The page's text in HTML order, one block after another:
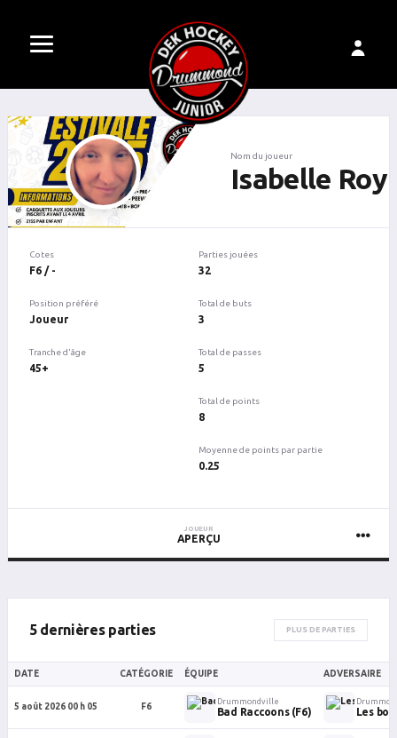
Nom du joueur
Isabelle Roy
Cotes
F6 / -
Position préféré
Joueur
Tranche d'âge
45+
Parties jouées
32
Total de buts
3
Total de passes
5
Total de points
8
Moyenne de points par partie
0.25
JOUEUR
APERÇU
5 dernières parties PLUS DE PARTIES
DATE CATÉGORIE ÉQUIPE ADVERSAIRE
5 août 2026 00 h 05 F6
Drummondville
Bad Raccoons (F6) Les